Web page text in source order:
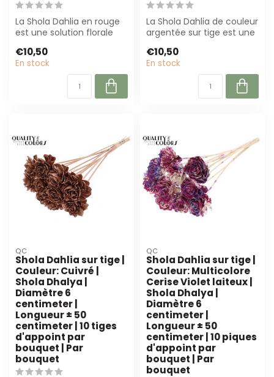
La Shola Dahlia en rouge
est une solution florale
Par...
€10,50
En stock
La Shola Dahlia de couleur
argentée sur tige est une
entreti...
€10,50
En stock
QC
Shola Dahlia sur tige |
Couleur: Cuivré |
Shola Dhalya |
Diamètre 6
centimeter |
Longueur ± 50
centimeter | 10 tiges
d'appoint par
bouquet | Par
bouquet
QC
Shola Dahlia sur tige |
Couleur: Multicolore
Cerise Violet laiteux |
Shola Dhalya |
Diamètre 6
centimeter |
Longueur ± 50
centimeter | 10 piques
d'appoint par
bouquet | Par
bouquet